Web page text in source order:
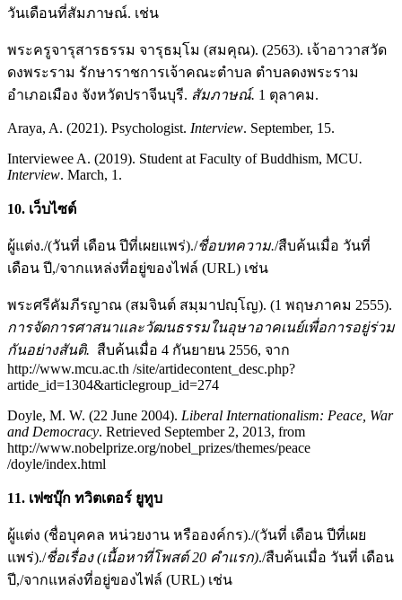
วันเดือนที่สัมภาษณ์. เช่น
พระครูจารุสารธรรม จารุธมฺโม (สมคุณ). (2563). เจ้าอาวาสวัด
ดงพระราม รักษาราชการเจ้าคณะตําบล ตําบลดงพระราม
อําเภอเมือง จังหวัดปราจีนบุรี. สัมภาษณ์. 1 ตุลาคม.
Araya, A. (2021). Psychologist. Interview. September, 15.
Interviewee A. (2019). Student at Faculty of Buddhism, MCU.
Interview. March, 1.
10. เว็บไซต์
ผู้แต่ง./(วันที่ เดือน ปีที่เผยแพร่)./ชื่อบทความ./สืบค้นเมื่อ วันที่
เดือน ปี,/จากแหล่งที่อยู่ของไฟล์ (URL) เช่น
พระศรีคัมภีรญาณ (สมจินต์ สมฺมาปญฺโญ). (1 พฤษภาคม 2555).
การจัดการศาสนาและวัฒนธรรมในอุษาอาคเนย์เพื่อการอยู่ร่วม
กันอย่างสันติ. สืบค้นเมื่อ 4 กันยายน 2556, จาก
http://www.mcu.ac.th /site/artidecontent_desc.php?
artide_id=1304&articlegroup_id=274
Doyle, M. W. (22 June 2004). Liberal Internationalism: Peace, War
and Democracy. Retrieved September 2, 2013, from
http://www.nobelprize.org/nobel_prizes/themes/peace
/doyle/index.html
11. เฟซบุ๊ก ทวิตเตอร์ ยูทูบ
ผู้แต่ง (ชื่อบุคคล หน่วยงาน หรือองค์กร)./(วันที่ เดือน ปีที่เผย
แพร่)./ชื่อเรื่อง (เนื้อหาที่โพสต์ 20 คำแรก)./สืบค้นเมื่อ วันที่ เดือน
ปี,/จากแหล่งที่อยู่ของไฟล์ (URL) เช่น